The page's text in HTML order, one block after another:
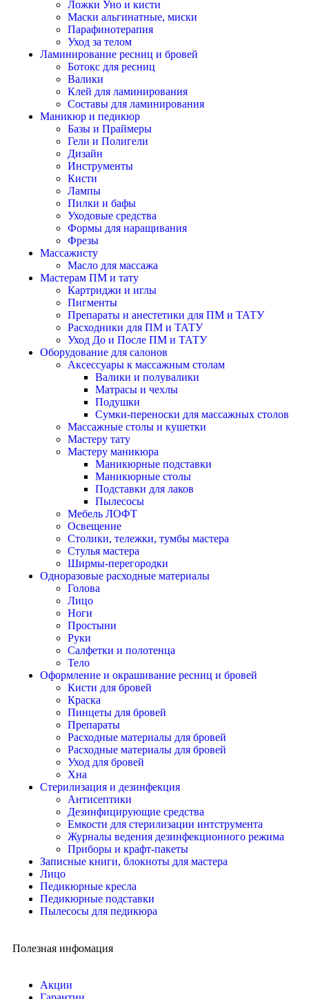
Ложки Уно и кисти
Маски альгинатные, миски
Парафинотерапия
Уход за телом
Ламинирование ресниц и бровей
Ботокс для ресниц
Валики
Клей для ламинирования
Составы для ламинирования
Маникюр и педикюр
Базы и Праймеры
Гели и Полигели
Дизайн
Инструменты
Кисти
Лампы
Пилки и бафы
Уходовые средства
Формы для наращивания
Фрезы
Массажисту
Масло для массажа
Мастерам ПМ и тату
Картриджи и иглы
Пигменты
Препараты и анестетики для ПМ и ТАТУ
Расходники для ПМ и ТАТУ
Уход До и После ПМ и ТАТУ
Оборудование для салонов
Аксессуары к массажным столам
Валики и полувалики
Матрасы и чехлы
Подушки
Сумки-переноски для массажных столов
Массажные столы и кушетки
Мастеру тату
Мастеру маникюра
Маникюрные подставки
Маникюрные столы
Подставки для лаков
Пылесосы
Мебель ЛОФТ
Освещение
Столики, тележки, тумбы мастера
Стулья мастера
Ширмы-перегородки
Одноразовые расходные материалы
Голова
Лицо
Ноги
Простыни
Руки
Салфетки и полотенца
Тело
Оформление и окрашивание ресниц и бровей
Кисти для бровей
Краска
Пинцеты для бровей
Препараты
Расходные материалы для бровей
Расходные материалы для бровей
Уход для бровей
Хна
Стерилизация и дезинфекция
Антисептики
Дезинфицирующие средства
Емкости для стерилизации интструмента
Журналы ведения дезинфекционного режима
Приборы и крафт-пакеты
Записные книги, блокноты для мастера
Лицо
Педикюрные кресла
Педикюрные подставки
Пылесосы для педикюра
Полезная инфомация
Акции